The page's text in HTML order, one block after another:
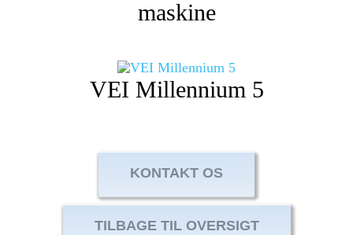
maskine
VEI Millennium 5
KONTAKT OS
TILBAGE TIL OVERSIGT